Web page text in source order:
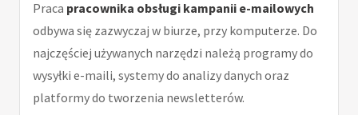
Praca pracownika obsługi kampanii e-mailowych
odbywa się zazwyczaj w biurze, przy komputerze. Do
najczęściej używanych narzędzi należą programy do
wysyłki e-maili, systemy do analizy danych oraz
platformy do tworzenia newsletterów.